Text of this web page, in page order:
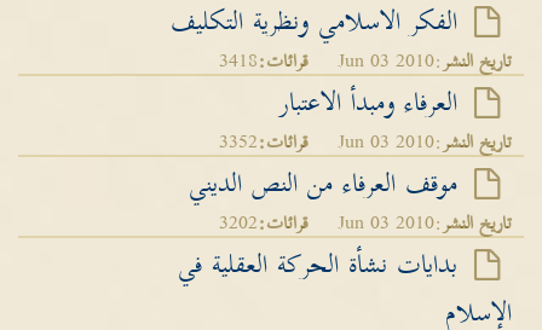
الفكر الاسلامي ونظرية التكليف
تاريخ النشر:Jun 03 2010 قرائات:3418
العرفاء ومبدأ الاعتبار
تاريخ النشر:Jun 03 2010 قرائات:3352
موقف العرفاء من النص الديني
تاريخ النشر:Jun 03 2010 قرائات:3202
بدايات نشأة الحركة العقلية في
الإسلام